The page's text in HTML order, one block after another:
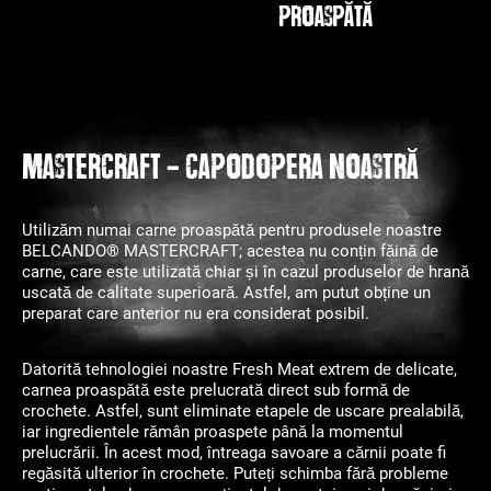
proaspătă
MASTERCRAFT - capodopera noastră
Utilizăm numai carne proaspătă pentru produsele noastre
BELCANDO® MASTERCRAFT; acestea nu conțin făină de
carne, care este utilizată chiar și în cazul produselor de hrană
uscată de calitate superioară. Astfel, am putut obține un
preparat care anterior nu era considerat posibil.
Datorită tehnologiei noastre Fresh Meat extrem de delicate,
carnea proaspătă este prelucrată direct sub formă de
crochete. Astfel, sunt eliminate etapele de uscare prealabilă,
iar ingredientele rămân proaspete până la momentul
prelucrării. În acest mod, întreaga savoare a cărnii poate fi
regăsită ulterior în crochete. Puteți schimba fără probleme